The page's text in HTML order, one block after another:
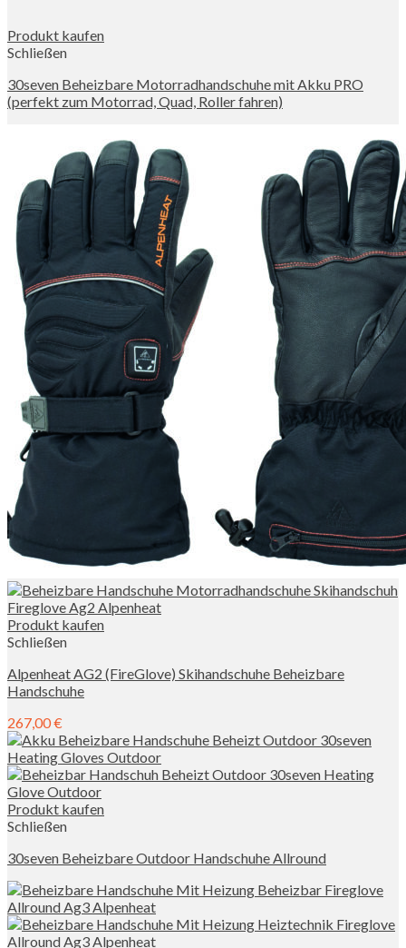
Produkt kaufen
Schließen
30seven Beheizbare Motorradhandschuhe mit Akku PRO
(perfekt zum Motorrad, Quad, Roller fahren)
Produkt kaufen
Schließen
Alpenheat AG2 (FireGlove) Skihandschuhe Beheizbare
Handschuhe
267,00€
Produkt kaufen
Schließen
30seven Beheizbare Outdoor Handschuhe Allround